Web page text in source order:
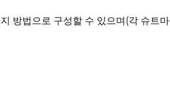
방법으로 구성할 수 있으며(각 슈트마